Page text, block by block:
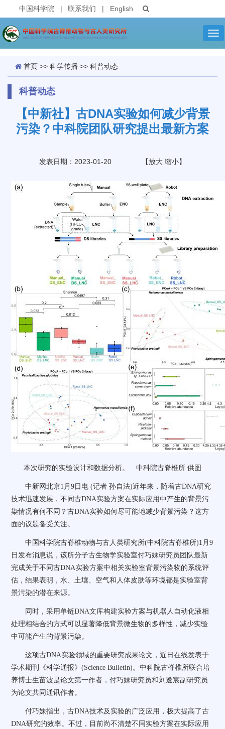
中国科学院 | 联系我们 | English
首页 >> 科学传播 >> 科普动态
科普动态
【中新社】古DNA实验如何减少背景
污染？中科院团队研究提出最新方案
发表日期：2023-01-20 【放大 缩小】
本次研究的实验设计和数据分析。 中科院古脊椎所 供图
中新网北京1月9日电 (记者 孙自法)近年来，随着古DNA研究
技术迅速发展，不同古DNA实验方案在实际应用中产生的背景污
染情况有何不同？古DNA实验如何尽可能地减少背景污染？这方
面的议题备受关注。
中国科学院古脊椎动物与古人类研究所(中科院古脊椎所)1月9
日发布消息说，该所分子古生物学实验室付巧妹研究员团队最新
完成关于不同古DNA实验方案中相关实验室背景污染物的系统评
估，结果表明，水、土壤、空气和人体皮肤等环境都是实验室背
景污染的潜在来源。
同时，采用单链DNA文库构建实验方案与机器人自动化液相
处理相结合的方式可以显著降低背景微生物的多样性，减少实验
中可能产生的背景污染。
这项古DNA实验领域的重要研究成果论文，近日在线发表于
学术期刊《科学通报》(Science Bulletin)。中科院古脊椎所联合培
养博士生苗波是论文第一作者，付巧妹研究员和刘逸宸副研究员
为论文共同通讯作者。
付巧妹指出，古DNA技术及实验的广泛应用，极大提高了古
DNA研究的效率。不过，目前尚不清楚不同实验方案在实际应用